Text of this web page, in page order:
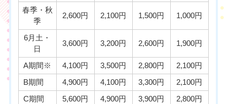
春季・秋
季
2,600円 2,100円 1,500円 1,000円
6月土・
日
3,600円 3,200円 2,600円 1,900円
A期間※ 4,100円 3,500円 2,800円
2,100円
B期間
4,900円 4,100円 3,300円
2,100円
C期間
5,600円 4,900円 3,900円 2,800円